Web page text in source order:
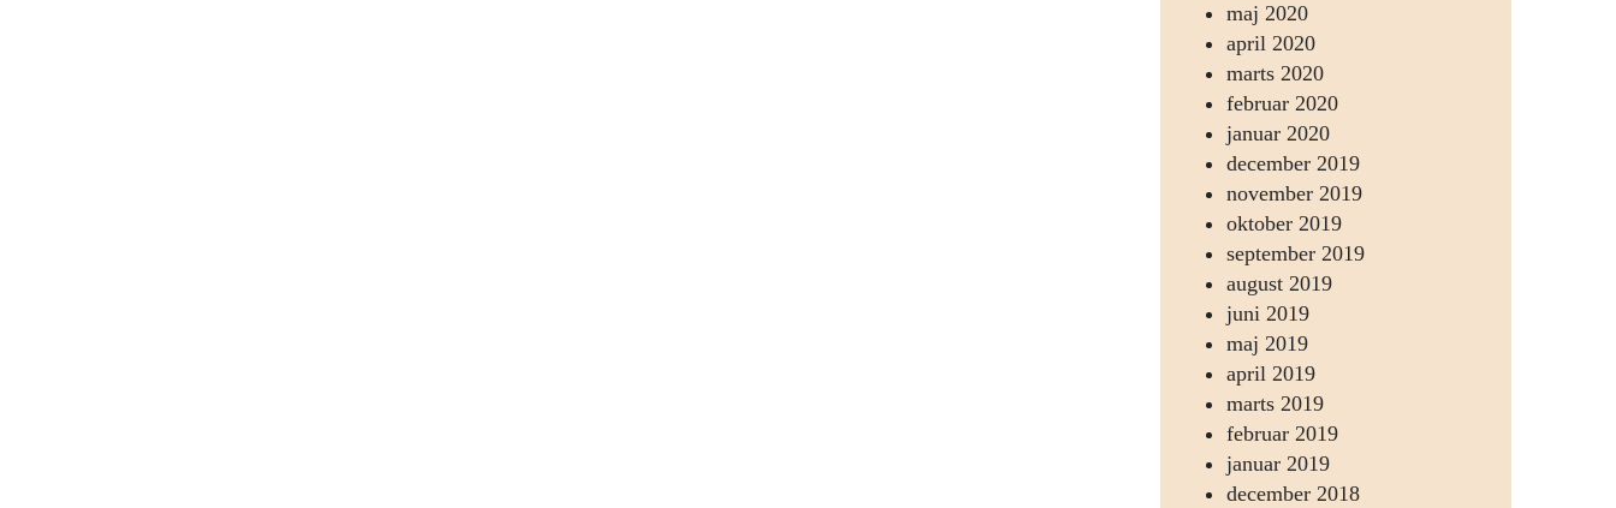
maj 2020
april 2020
marts 2020
februar 2020
januar 2020
december 2019
november 2019
oktober 2019
september 2019
august 2019
juni 2019
maj 2019
april 2019
marts 2019
februar 2019
januar 2019
december 2018